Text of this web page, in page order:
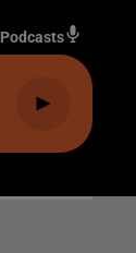
Podcasts